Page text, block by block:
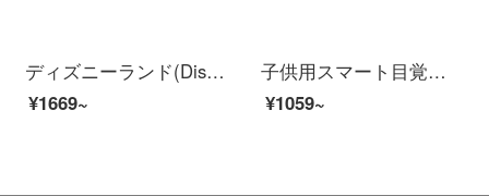
ディズニーランド(Dispney)文房具セット漫威カバン文具水杯絵画礼装77点セット子供用入学文具礼装箱学習用品セットBA 5427 A-6 J 10 B 02
¥1669~
子供用スマート目覚まし時計の音声制御学生用多機能枕元音声リコーダーアニメ子供用創意クロックピンク83650
¥1059~